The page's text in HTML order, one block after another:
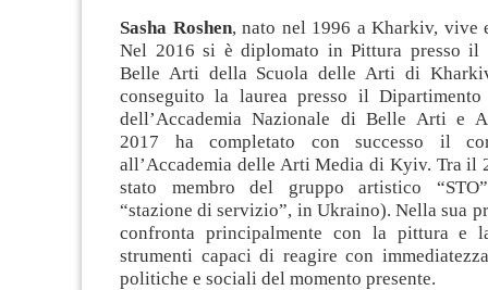
Sasha Roshen, nato nel 1996 a Kharkiv, vive
Nel 2016 si è diplomato in Pittura presso il
Belle Arti della Scuola delle Arti di
conseguito la laurea presso il
dell’Accademia Nazionale di Belle Arti e
2017 ha completato con successo il
all’Accademia delle Arti Media di Kyiv. Tra il
stato membro del gruppo artistico
“stazione di servizio”, in Ukraino). Nella sua
confronta principalmente con la pittura e
strumenti capaci di reagire con
politiche e sociali del momento presente.